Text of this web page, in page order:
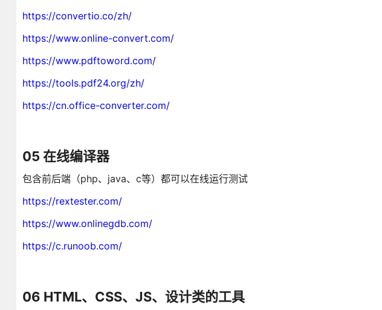
https://convertio.co/zh/
https://www.online-convert.com/
https://www.pdftoword.com/
https://tools.pdf24.org/zh/
https://cn.office-converter.com/
05 在线编译器
包含前后端（php、java、c等）都可以在线运行测试
https://rextester.com/
https://www.onlinegdb.com/
https://c.runoob.com/
06 HTML、CSS、JS、设计类的工具